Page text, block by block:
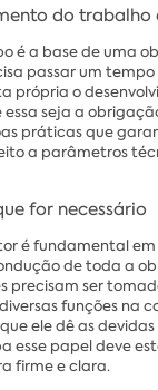
do trabalho
é a base de uma
passar um
própria o
seja a
práticas que
a parâmetros
for necessário
é fundamental
de toda a
precisam ser
funções na
ele dê as devidas
esse papel deve
firme e clara.